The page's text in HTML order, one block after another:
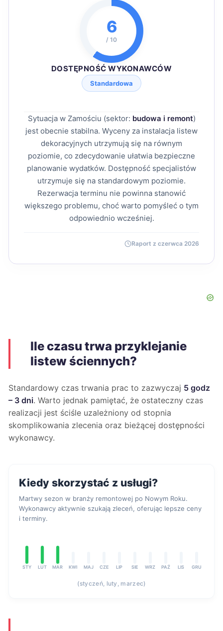
6
/ 10
DOSTĘPNOŚĆ WYKONAWCÓW
Standardowa
Sytuacja w Zamościu (sektor: budowa i remont)
jest obecnie stabilna. Wyceny za instalacja listew
dekoracyjnych utrzymują się na równym
poziomie, co zdecydowanie ułatwia bezpieczne
planowanie wydatków. Dostępność specjalistów
utrzymuje się na standardowym poziomie.
Rezerwacja terminu nie powinna stanowić
większego problemu, choć warto pomyśleć o tym
odpowiednio wcześniej.
Raport z czerwca 2026
Ile czasu trwa przyklejanie
listew ściennych?
Standardowy czas trwania prac to zazwyczaj 5 godz
– 3 dni. Warto jednak pamiętać, że ostateczny czas
realizacji jest ściśle uzależniony od stopnia
skomplikowania zlecenia oraz bieżącej dostępności
wykonawcy.
Kiedy skorzystać z usługi?
Martwy sezon w branży remontowej po Nowym Roku.
Wykonawcy aktywnie szukają zleceń, oferując lepsze ceny
i terminy.
STY LUT MAR KWI MAJ CZE LIP SIE WRZ PAŹ LIS GRU
(styczeń, luty, marzec)